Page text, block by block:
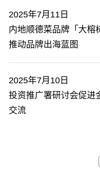
2025年7月11日
内地顺德菜品牌「大
推动品牌出海蓝图
2025年7月10日
投资推广署研讨会促进
交流